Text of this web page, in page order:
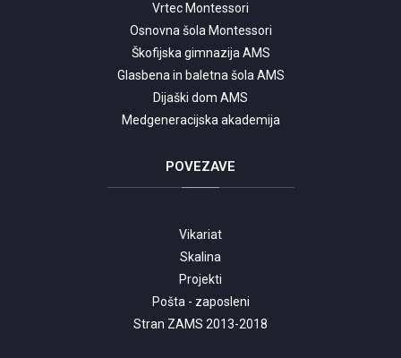
Vrtec Montessori
Osnovna šola Montessori
Škofijska gimnazija AMS
Glasbena in baletna šola AMS
Dijaški dom AMS
Medgeneracijska akademija
POVEZAVE
Vikariat
Skalina
Projekti
Pošta - zaposleni
Stran ZAMS 2013-2018